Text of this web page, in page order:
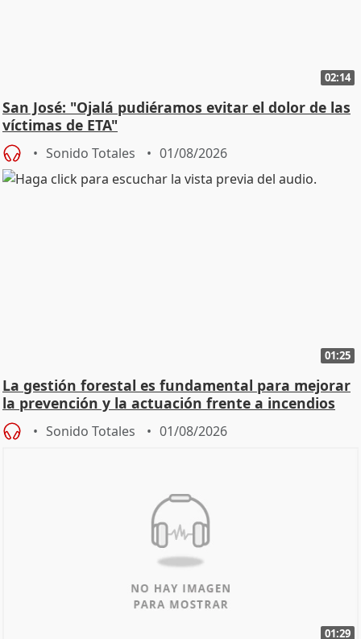
02:14
San José: "Ojalá pudiéramos evitar el dolor de las
víctimas de ETA"
Sonido Totales 01/08/2026
01:25
La gestión forestal es fundamental para mejorar
la prevención y la actuación frente a incendios
Sonido Totales 01/08/2026
01:29